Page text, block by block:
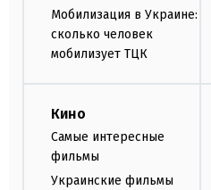
Мобилизация в Украине:
сколько человек
мобилизует ТЦК
Кино
Самые интересные
фильмы
Украинские фильмы